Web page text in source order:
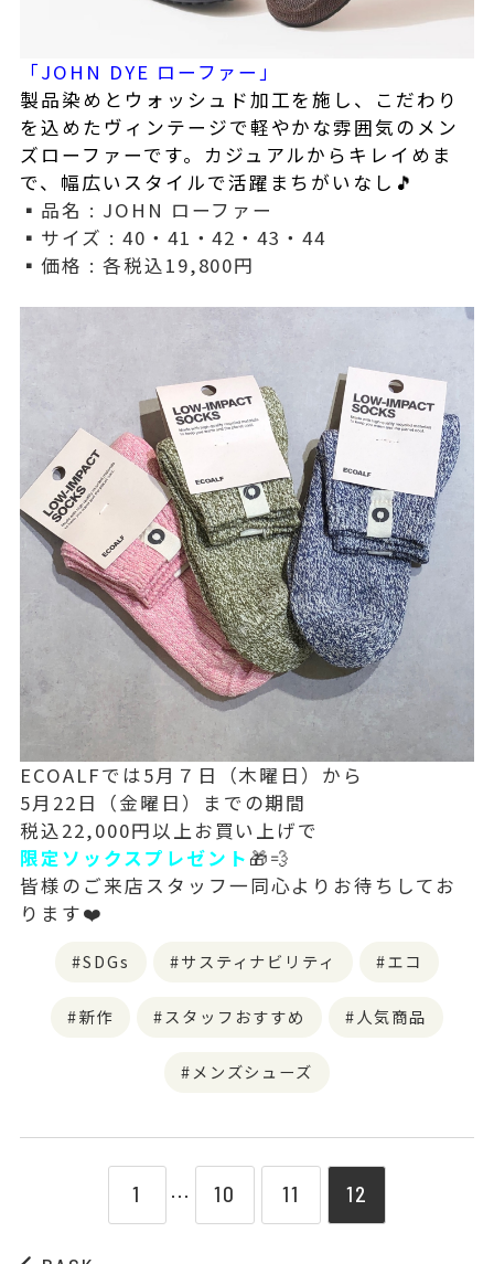
「JOHN DYE ローファー」
製品染めとウォッシュド加工を施し、こだわり
を込めたヴィンテージで軽やかな雰囲気のメン
ズローファーです。カジュアルからキレイめま
で、幅広いスタイルで活躍まちがいなし🎵
▪️品名 : JOHN ローファー
▪️サイズ : 40・41・42・43・44
▪️価格 : 各税込19,800円
ECOALFでは5月７日（木曜日）から
5月22日（金曜日）までの期間
税込22,000円以上お買い上げで
限定ソックスプレゼント 🎁💨
皆様のご来店スタッフ一同心よりお待ちしてお
ります❤️
SDGs サスティナビリティ エコ
新作 スタッフおすすめ 人気商品
メンズシューズ
1 ⋯ 10 11 12